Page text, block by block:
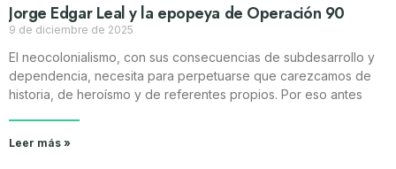
Jorge Edgar Leal y la epopeya de Operación 90
9 de diciembre de 2025
El neocolonialismo, con sus consecuencias de subdesarrollo y
dependencia, necesita para perpetuarse que carezcamos de
historia, de heroísmo y de referentes propios. Por eso antes
Leer más »